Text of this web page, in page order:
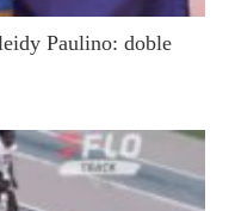
Paulino: doble